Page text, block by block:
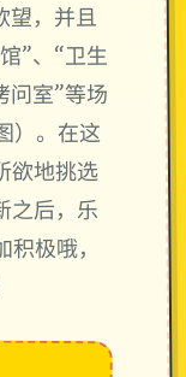
望，并且
”、“卫生
问室”等场
）。在这
欲地挑选
之后，乐
极哦，